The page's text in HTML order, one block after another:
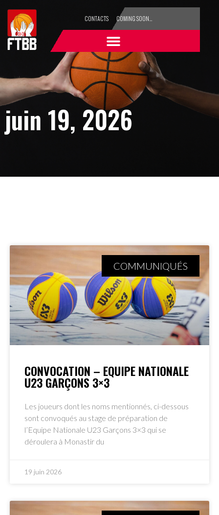
CONTACTS COMING SOON…
juin 19, 2026
COMMUNIQUÉS
CONVOCATION – EQUIPE NATIONALE
U23 GARÇONS 3×3
Les joueurs dont les noms mentionnés, ci-dessous
sont convoqués au stage de préparation de
l’Equipe Nationale U23 Garçons 3×3 qui se
déroulera à Monastir du
19 juin 2026